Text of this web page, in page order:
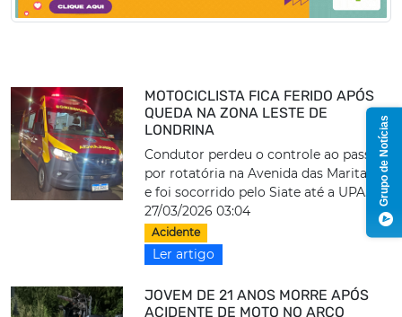
MOTOCICLISTA FICA FERIDO APÓS
QUEDA NA ZONA LESTE DE
LONDRINA
Condutor perdeu o controle ao passar
por rotatória na Avenida das Maritacas
e foi socorrido pelo Siate até a UPA...
27/03/2026 03:04
Acidente
Ler artigo
JOVEM DE 21 ANOS MORRE APÓS
ACIDENTE DE MOTO NO ARCO
Grupo de Notícias